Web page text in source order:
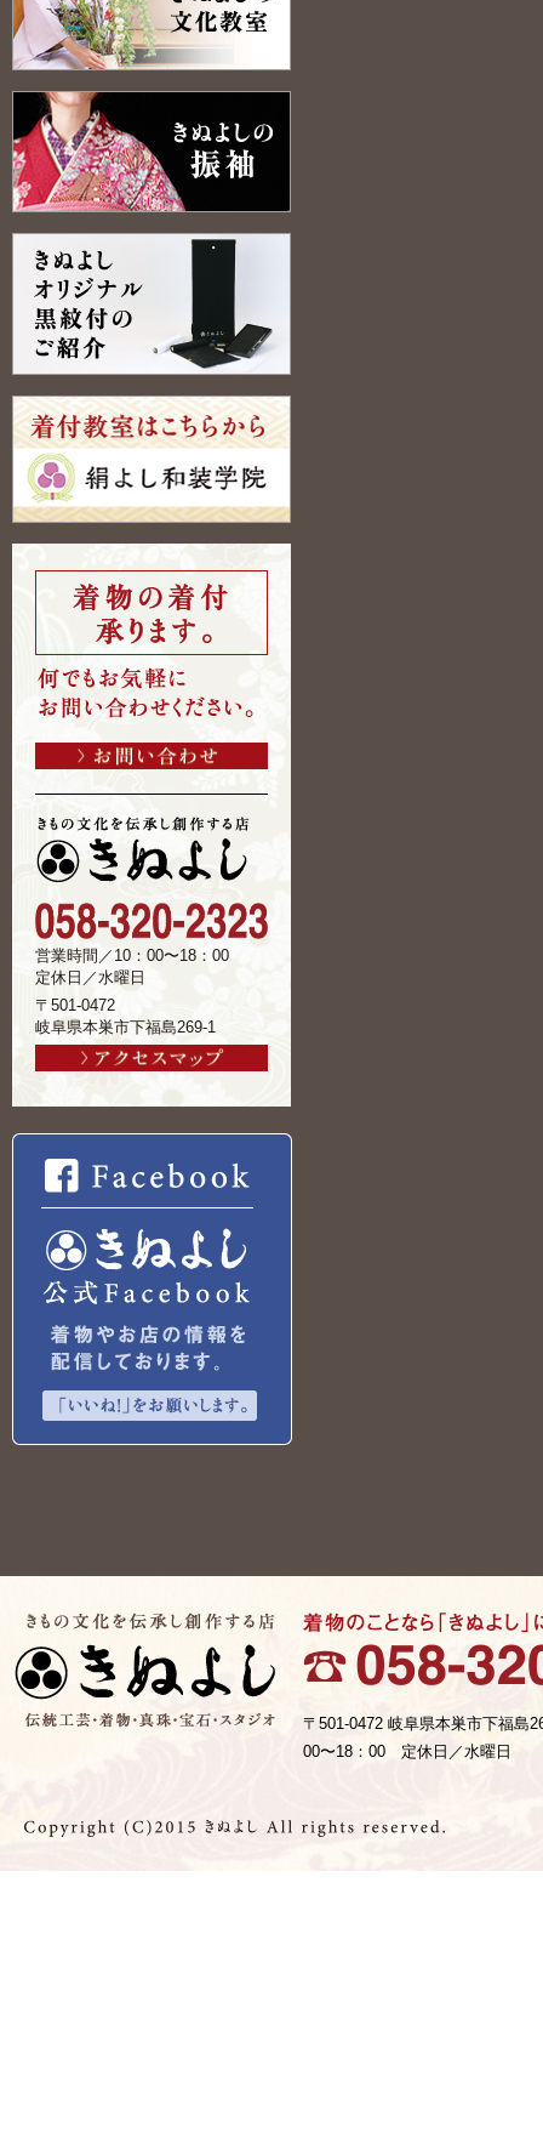
営業時間／10：00〜18：00
定休日／水曜日
〒501-0472
岐阜県本巣市下福島269-1
〒501-0472 岐阜県本巣市下福島
00〜18：00 定休日／水曜日